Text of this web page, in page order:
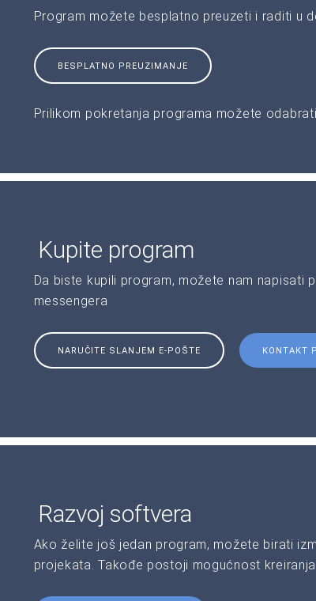
Program možete besplatno preuzeti i raditi u
BESPLATNO PREUZIMANJE
Prilikom pokretanja programa možete odabrati
Kupite program
Da biste kupili program, možete nam napisati
messengera
NARUČITE SLANJEM E-POŠTE KONTAKT
Razvoj softvera
Ako želite još jedan program, možete birati
projekata. Takođe postoji mogućnost